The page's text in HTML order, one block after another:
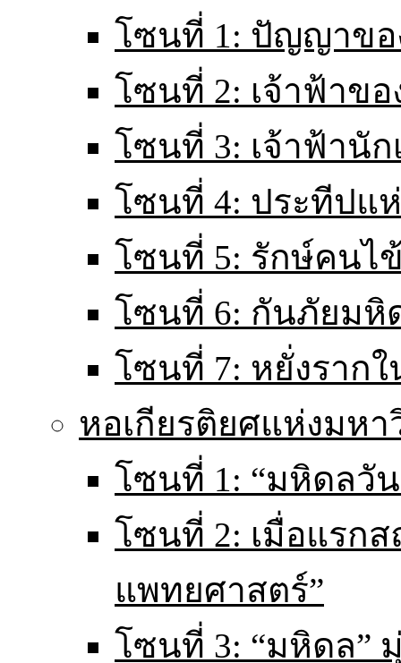
โซนที่ 1: ปัญญาข
โซนที่ 2: เจ้าฟ้าข
โซนที่ 3: เจ้าฟ้านัก
โซนที่ 4: ประทีปแ
โซนที่ 5: รักษ์คนไ
โซนที่ 6: กันภัยมหิ
โซนที่ 7: หยั่งราก
หอเกียรติยศแห่งมห
โซนที่ 1: “มหิดลวั
โซนที่ 2: เมื่อแรก
แพทยศาสตร์”
โซนที่ 3: “มหิดล”